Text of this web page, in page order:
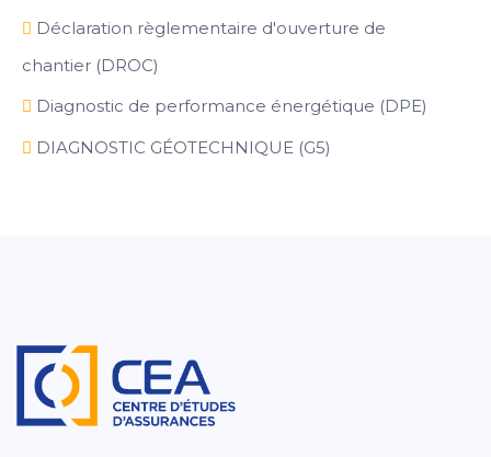
Déclaration règlementaire d'ouverture de
chantier (DROC)
Diagnostic de performance énergétique (DPE)
DIAGNOSTIC GÉOTECHNIQUE (G5)